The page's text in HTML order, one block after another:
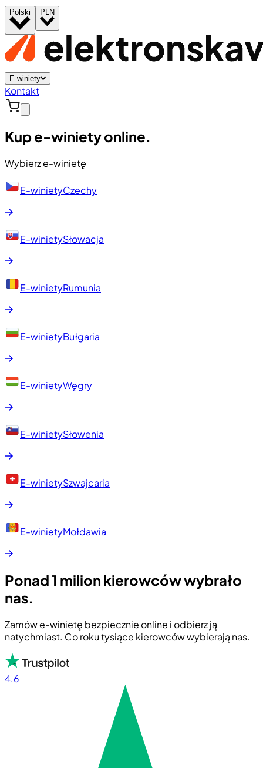
Polski PLN
E-winiety
Kontakt
Kup e-winiety online.
Wybierz e-winietę
E-winietyCzechy
E-winietySłowacja
E-winietyRumunia
E-winietyBułgaria
E-winietyWęgry
E-winietySłowenia
E-winietySzwajcaria
E-winietyMołdawia
Ponad 1 milion kierowców wybrało
nas.
Zamów e-winietę bezpiecznie online i odbierz ją
natychmiast. Co roku tysiące kierowców wybierają nas.
4.6